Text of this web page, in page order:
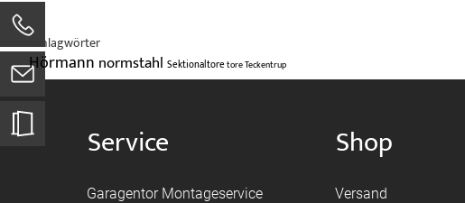
Schlagwörter
Hörmann normstahl SektionaltoretoreTeckentrup
Service
Garagentor Montageservice
Shop
Versand